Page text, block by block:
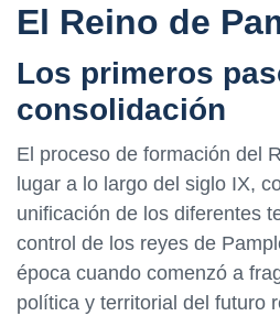
El Reino de
Los primeros
consolidación
El proceso de formación del
lugar a lo largo del siglo IX,
unificación de los diferentes
control de los reyes de
época cuando comenzó a
política y territorial del futuro